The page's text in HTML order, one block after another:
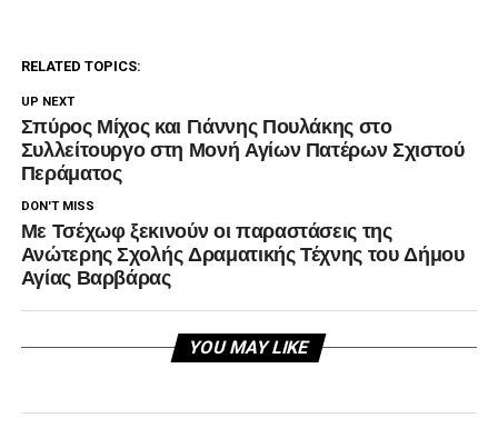
RELATED TOPICS:
UP NEXT
Σπύρος Μίχος και Γιάννης Πουλάκης στο
Συλλείτουργο στη Μονή Αγίων Πατέρων Σχιστού
Περάματος
DON'T MISS
Με Τσέχωφ ξεκινούν οι παραστάσεις της
Ανώτερης Σχολής Δραματικής Τέχνης του Δήμου
Αγίας Βαρβάρας
YOU MAY LIKE